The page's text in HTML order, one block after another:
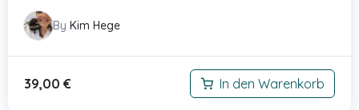
By Kim Hege
39,00 € In den Warenkorb